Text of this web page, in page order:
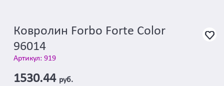
Ковролин Forbo Forte Color
96014
Артикул: 919
1530.44 руб.